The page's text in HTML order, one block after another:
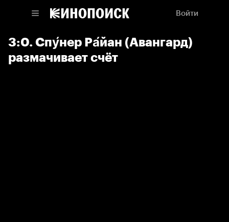
Войти
3:0. Спу́нер Ра́йан (Авангард)
размачивает счёт